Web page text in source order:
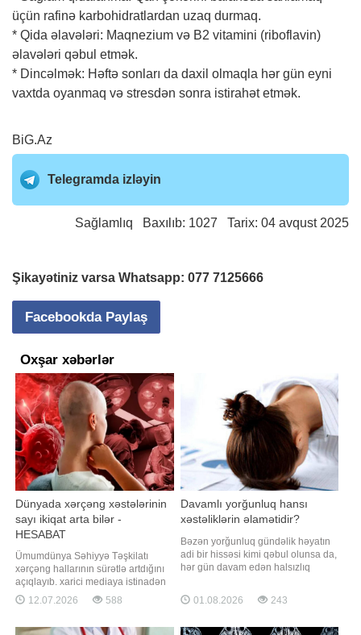
üçün rafinə karbohidratlardan uzaq durmaq.
* Qida əlavələri: Maqnezium və B2 vitamini (riboflavin)
əlavələri qəbul etmək.
* Dincəlmək: Həftə sonları da daxil olmaqla hər gün eyni
vaxtda oyanmaq və stresdən sonra istirahət etmək.
BiG.Az
Telegramda izləyin
Sağlamlıq Baxılıb: 1027 Tarix: 04 avqust 2025
Şikayətiniz varsa Whatsapp: 077 7125666
Facebookda Paylaş
Oxşar xəbərlər
Dünyada xərçəng xəstələrinin
sayı ikiqat arta bilər -
HESABAT
Ümumdünya Səhiyyə Təşkilatı
xərçəng hallarının sürətlə artdığını
açıqlayıb. xarici mediaya istinadən
bildirir ki, yeni qlobal hesabata
görə, profilaktika, erkən aşkarlama
12.07.2026 588
Davamlı yorğunluq hansı
xəstəliklərin əlamətidir?
Bəzən yorğunluq gündəlik həyatın
adi bir hissəsi kimi qəbul olunsa da,
hər gün davam edən halsızlıq
probleminin əlaməti ola bilər.
Mütəxəssislərin sözlərinə görə,
səbəbləri arasında qan azlığı,
01.08.2026 243